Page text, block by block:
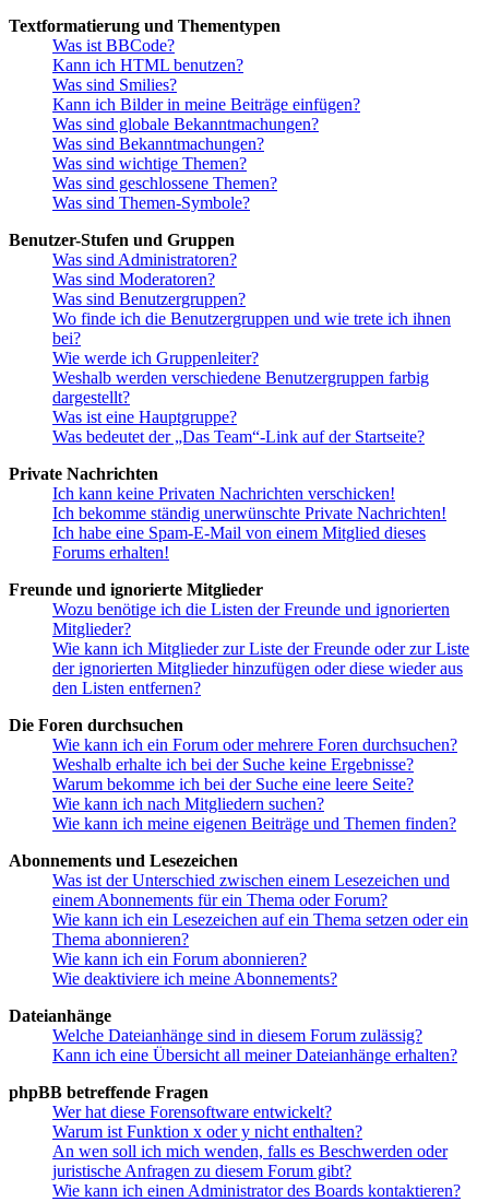
Textformatierung und Thementypen
Was ist BBCode?
Kann ich HTML benutzen?
Was sind Smilies?
Kann ich Bilder in meine Beiträge einfügen?
Was sind globale Bekanntmachungen?
Was sind Bekanntmachungen?
Was sind wichtige Themen?
Was sind geschlossene Themen?
Was sind Themen-Symbole?
Benutzer-Stufen und Gruppen
Was sind Administratoren?
Was sind Moderatoren?
Was sind Benutzergruppen?
Wo finde ich die Benutzergruppen und wie trete ich ihnen
bei?
Wie werde ich Gruppenleiter?
Weshalb werden verschiedene Benutzergruppen farbig
dargestellt?
Was ist eine Hauptgruppe?
Was bedeutet der „Das Team“-Link auf der Startseite?
Private Nachrichten
Ich kann keine Privaten Nachrichten verschicken!
Ich bekomme ständig unerwünschte Private Nachrichten!
Ich habe eine Spam-E-Mail von einem Mitglied dieses
Forums erhalten!
Freunde und ignorierte Mitglieder
Wozu benötige ich die Listen der Freunde und ignorierten
Mitglieder?
Wie kann ich Mitglieder zur Liste der Freunde oder zur Liste
der ignorierten Mitglieder hinzufügen oder diese wieder aus
den Listen entfernen?
Die Foren durchsuchen
Wie kann ich ein Forum oder mehrere Foren durchsuchen?
Weshalb erhalte ich bei der Suche keine Ergebnisse?
Warum bekomme ich bei der Suche eine leere Seite?
Wie kann ich nach Mitgliedern suchen?
Wie kann ich meine eigenen Beiträge und Themen finden?
Abonnements und Lesezeichen
Was ist der Unterschied zwischen einem Lesezeichen und
einem Abonnements für ein Thema oder Forum?
Wie kann ich ein Lesezeichen auf ein Thema setzen oder ein
Thema abonnieren?
Wie kann ich ein Forum abonnieren?
Wie deaktiviere ich meine Abonnements?
Dateianhänge
Welche Dateianhänge sind in diesem Forum zulässig?
Kann ich eine Übersicht all meiner Dateianhänge erhalten?
phpBB betreffende Fragen
Wer hat diese Forensoftware entwickelt?
Warum ist Funktion x oder y nicht enthalten?
An wen soll ich mich wenden, falls es Beschwerden oder
juristische Anfragen zu diesem Forum gibt?
Wie kann ich einen Administrator des Boards kontaktieren?